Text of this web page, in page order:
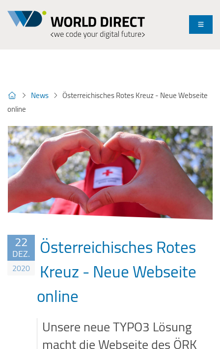
Menü
News
Österreichisches Rotes Kreuz - Neue Webseite
online
22
DEZ.
2020
Österreichisches Rotes
Kreuz - Neue Webseite
online
Unsere neue TYPO3 Lösung